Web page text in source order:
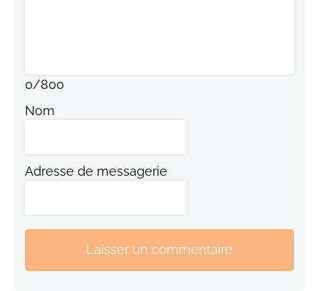
0/800
Nom
Adresse de messagerie
Laisser un commentaire